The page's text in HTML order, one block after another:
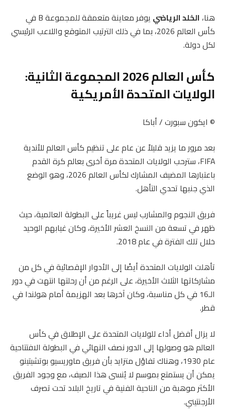
هنا، الخلد الرياضي
يوفر معاينة متعمقة للمجموعة B في
كأس العالم 2026، بما في ذلك الترتيب المتوقع واللاعب الرئيسي
لكل دولة.
كأس العالم 2026 المجموعة الثانية:
الولايات المتحدة الأمريكية
© ايكون سبورت / أباكا
بعد مرور ما يزيد قليلاً عن عام على تنظيم كأس العالم للأندية
FIFA، سترحب الولايات المتحدة مرة أخرى بعالم كرة القدم
باعتبارها المضيف المشارك لكأس العالم 2026، وهو الوضع
الذي جنبها تحدي التأهل.
فريق النجوم والمشارب ليس غريباً على البطولة العالمية، حيث
ظهر في تسعة من النسخ العشر الأخيرة، وكان غيابهم الوحيد
خلال تلك الفترة في عام 2018.
تأهلت الولايات المتحدة أيضًا إلى الأدوار الإقصائية في كل من
مشاركاتها الثلاث الأخيرة، على الرغم من أن رحلتها انتهت في دور
الـ16 في كل مناسبة، وكان آخرها بعد الهزيمة أمام هولندا في
قطر.
لا يزال أفضل أداء للولايات المتحدة على الإطلاق في كأس
العالم هو وصولها إلى الدور نصف النهائي في البطولة الافتتاحية
عام 1930، وهناك تفاؤل متزايد بأن فريق ماوريسيو بوتشيتينو
يمكن أن يستمتع بموسم لا يُنسى هذا الصيف، مع وجود الفريق
الأكثر موهبة من الناحية الفنية في تاريخ البلاد تحت تصرف
الأرجنتيني.